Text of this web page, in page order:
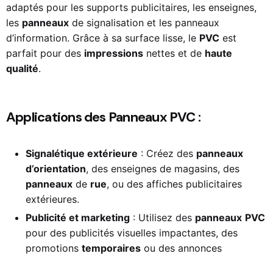
adaptés pour les supports publicitaires, les enseignes,
les panneaux de signalisation et les panneaux
d’information. Grâce à sa surface lisse, le PVC est
parfait pour des impressions nettes et de haute
qualité.
Applications des Panneaux PVC :
Signalétique extérieure : Créez des panneaux
d’orientation, des enseignes de magasins, des
panneaux de rue, ou des affiches publicitaires
extérieures.
Publicité et marketing : Utilisez des panneaux PVC
pour des publicités visuelles impactantes, des
promotions temporaires ou des annonces